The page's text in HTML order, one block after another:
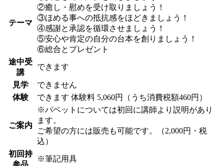
テーマ
②癒し・慰めを受け取りましょう！
③ほめる事への抵抗感をほどきましょう！
④感謝と承認を循環させましょう！
⑤安心や肯定の自分の台本を創りましょう！
⑥総合とプレゼント
途中受
講
できます
見学
できません
体験
できます 体験料 5,060円（うち消費税額460円）
ご案内
※パペットについては初回に講師より説明があり
ます。
ご希望の方には販売も可能です。（2,000円・税
込）
初回持
参品
※筆記用具